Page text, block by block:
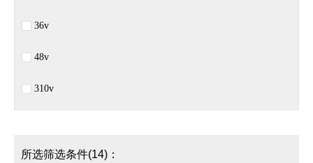
36v
48v
310v
所选筛选条件(14)：